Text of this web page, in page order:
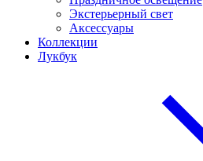
Экстерьерный свет
Аксессуары
Коллекции
Лукбук